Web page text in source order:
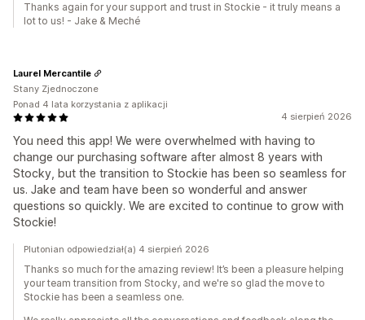
Thanks again for your support and trust in Stockie - it truly means a
lot to us! - Jake & Meché
4 sierpień 2026
You need this app! We were overwhelmed with having to
change our purchasing software after almost 8 years with
Stocky, but the transition to Stockie has been so seamless for
us. Jake and team have been so wonderful and answer
questions so quickly. We are excited to continue to grow with
Stockie!
Laurel Mercantile
Stany Zjednoczone
Ponad 4 lata korzystania z aplikacji
Plutonian odpowiedział(a) 4 sierpień 2026
Thanks so much for the amazing review! It’s been a pleasure helping
your team transition from Stocky, and we're so glad the move to
Stockie has been a seamless one.